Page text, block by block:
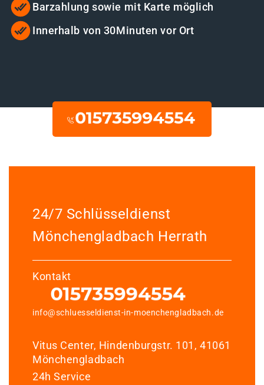
Barzahlung sowie mit Karte möglich
Innerhalb von 30Minuten vor Ort
24/7 Schlüsseldienst
Mönchengladbach Herrath
Kontakt
info@schluesseldienst-in-moenchengladbach.de
Vitus Center, Hindenburgstr. 101, 41061
Mönchengladbach
24h Service